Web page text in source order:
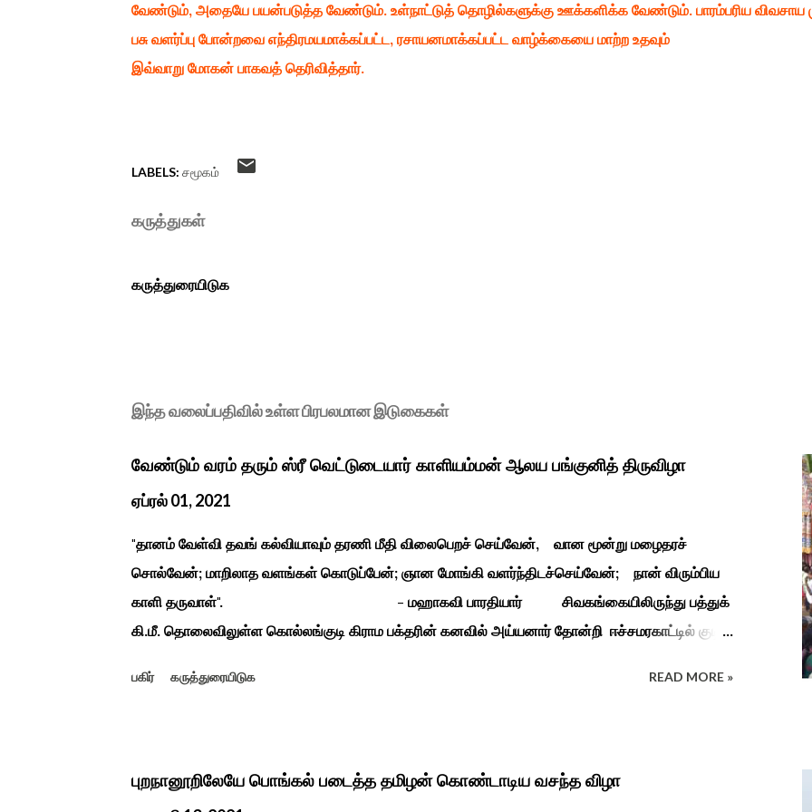
வேண்டும், அதையே பயன்படுத்த வேண்டும். உள்நாட்டுத் தொழில்களுக்கு ஊக்களிக்க வேண்டும். பாரம்பரிய விவசாய
பசு வளர்ப்பு போன்றவை எந்திரமயமாக்கப்பட்ட, ரசாயனமாக்கப்பட்ட வாழ்க்கையை மாற்ற உதவும்
இவ்வாறு மோகன் பாகவத் தெரிவித்தார்.
LABELS: சமூகம்
கருத்துகள்
கருத்துரையிடுக
இந்த வலைப்பதிவில் உள்ள பிரபலமான இடுகைகள்
வேண்டும் வரம் தரும் ஸ்ரீ வெட்டுடையார் காளியம்மன் ஆலய பங்குனித் திருவிழா
ஏப்ரல் 01, 2021
"தானம் வேள்வி தவங் கல்வியாவும் தரணி மீதி விலைபெறச் செய்வேன், வான மூன்று மழைதரச்
சொல்வேன்; மாறிலாத வளங்கள் கொடுப்பேன்; ஞான மோங்கி வளர்ந்திடச்செய்வேன்; நான் விரும்பிய
காளி தருவாள்". - மஹாகவி பாரதியார் சிவகங்கையிலிருந்து பத்துக்
கி.மீ. தொலைவிலுள்ள கொல்லங்குடி கிராம பக்தரின் கனவில் அய்யனார் தோன்றி ஈச்சமரகாட்டில் குடி
சிலை தென்படவே அந்த அய்யனார் சிலையை எடுத்தனர் அது வெட்டி எடுத்த அய்யனார்
காளையார் கோவிலில் இரண்டாம் மனைவி கௌரி நாச்சியாருடன் கொல்லபட்டார். அவரது முதல்
மனைவி வேலுநாச்சியார...
பகிர் கருத்துரையிடுக READ MORE »
புறநானூறிலேயே பொங்கல் படைத்த தமிழன் கொண்டாடிய வசந்த விழா